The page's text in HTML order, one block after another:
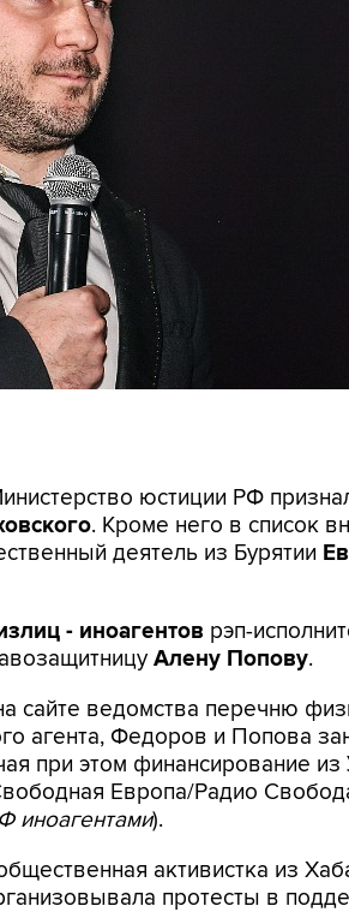
юстиции РФ
. Кроме него в список
деятель из Бурятии
- иноагентов рэп-
Алену Попову.
сайте ведомства перечню
агента, Федоров и Попова
при этом финансирование
Европа/Радио
иноагентами).
активистка из
протесты в